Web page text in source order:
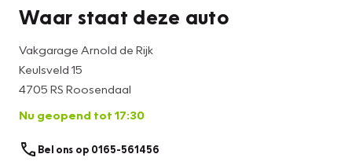
worden ontleend.
Waar staat deze auto
Vakgarage Arnold de Rijk
Keulsveld 15
4705 RS Roosendaal
Nu geopend tot 17:30
Bel ons op 0165-561456